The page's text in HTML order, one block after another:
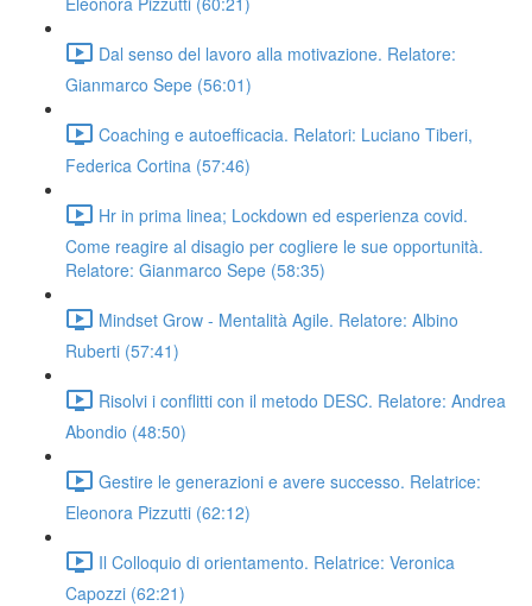
Dal senso del lavoro alla motivazione. Relatore:
Gianmarco Sepe (56:01)
Coaching e autoefficacia. Relatori: Luciano Tiberi,
Federica Cortina (57:46)
Hr in prima linea; Lockdown ed esperienza covid.
Come reagire al disagio per cogliere le sue opportunità.
Relatore: Gianmarco Sepe (58:35)
Mindset Grow - Mentalità Agile. Relatore: Albino
Ruberti (57:41)
Risolvi i conflitti con il metodo DESC. Relatore: Andrea
Abondio (48:50)
Gestire le generazioni e avere successo. Relatrice:
Eleonora Pizzutti (62:12)
Il Colloquio di orientamento. Relatrice: Veronica
Capozzi (62:21)